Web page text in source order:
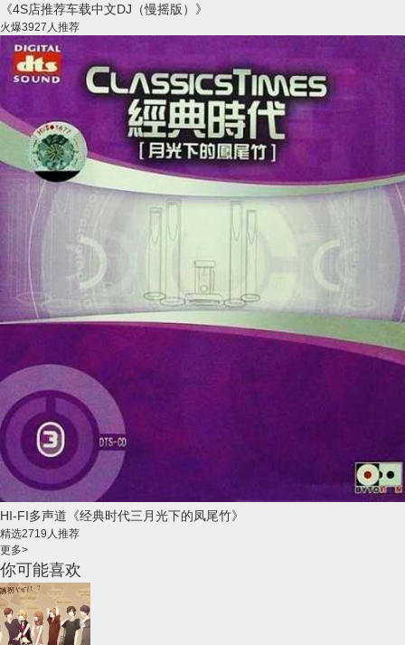
《4S店推荐车载中文DJ（慢摇版）》
火爆3927人推荐
HI-FI多声道《经典时代三月光下的凤尾竹》
精选2719人推荐
更多>
你可能喜欢